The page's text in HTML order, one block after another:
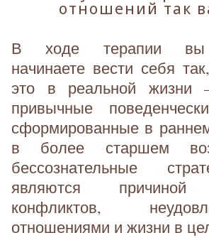
отношений так
В ходе терапии вы
начинаете вести себя
это в реальной жизни
привычные
сформированные в
в более старшем
бессознательные
являются причиной
конфликтов,
отношениями и жизни в